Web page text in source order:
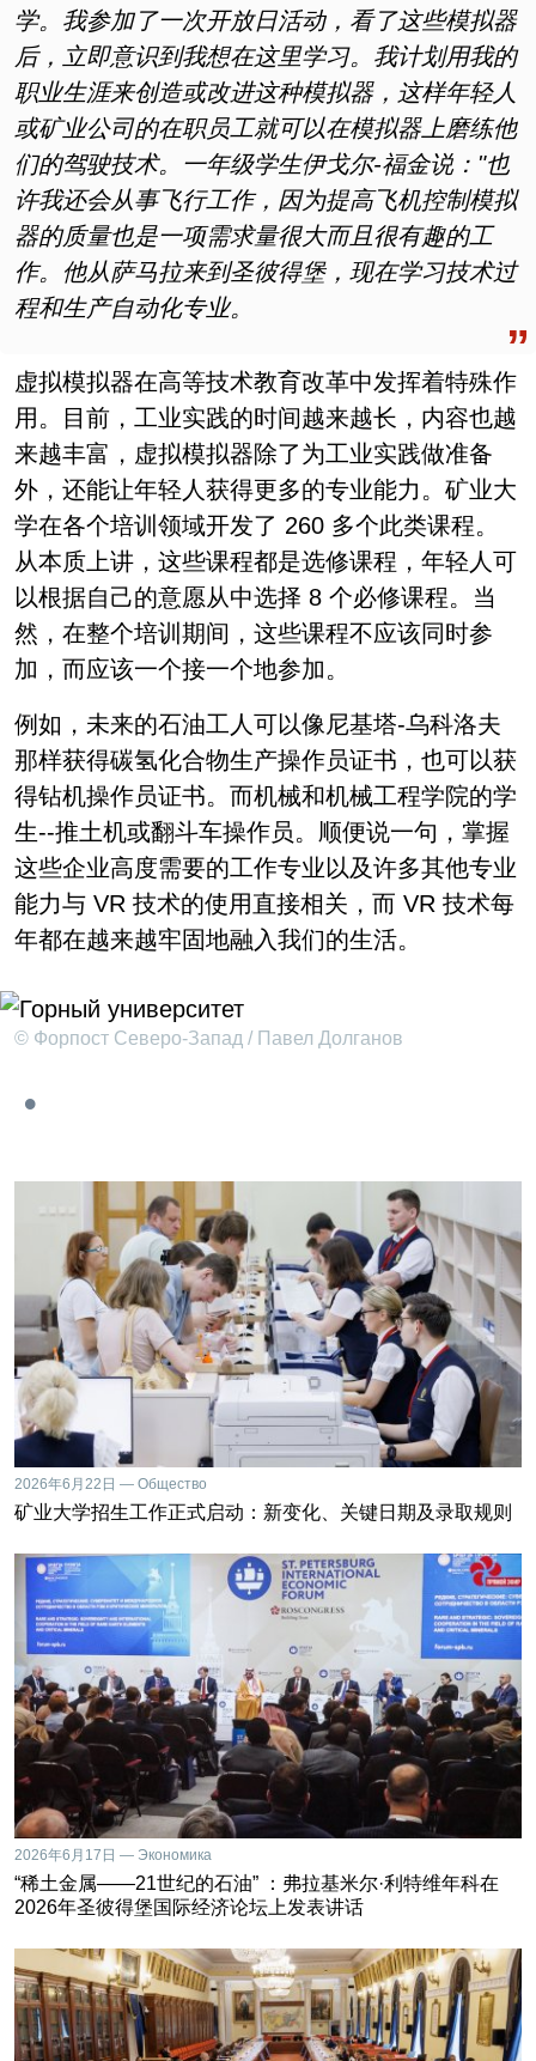
学。我参加了一次开放日活动，看了这些模拟器
后，立即意识到我想在这里学习。我计划用我的
职业生涯来创造或改进这种模拟器，这样年轻人
或矿业公司的在职员工就可以在模拟器上磨练他
们的驾驶技术。一年级学生伊戈尔-福金说："也
许我还会从事飞行工作，因为提高飞机控制模拟
器的质量也是一项需求量很大而且很有趣的工
作。他从萨马拉来到圣彼得堡，现在学习技术过
程和生产自动化专业。
虚拟模拟器在高等技术教育改革中发挥着特殊作
用。目前，工业实践的时间越来越长，内容也越
来越丰富，虚拟模拟器除了为工业实践做准备
外，还能让年轻人获得更多的专业能力。矿业大
学在各个培训领域开发了 260 多个此类课程。
从本质上讲，这些课程都是选修课程，年轻人可
以根据自己的意愿从中选择 8 个必修课程。当
然，在整个培训期间，这些课程不应该同时参
加，而应该一个接一个地参加。
例如，未来的石油工人可以像尼基塔-乌科洛夫
那样获得碳氢化合物生产操作员证书，也可以获
得钻机操作员证书。而机械和机械工程学院的学
生--推土机或翻斗车操作员。顺便说一句，掌握
这些企业高度需要的工作专业以及许多其他专业
能力与 VR 技术的使用直接相关，而 VR 技术每
年都在越来越牢固地融入我们的生活。
© Форпост Северо-Запад / Павел Долганов
2026年6月22日 — Общество
矿业大学招生工作正式启动：新变化、关键日期及录取规则
2026年6月17日 — Экономика
“稀土金属——21世纪的石油” ：弗拉基米尔·利特维年科在
2026年圣彼得堡国际经济论坛上发表讲话